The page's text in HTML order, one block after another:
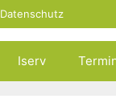
Datenschutz
Iserv